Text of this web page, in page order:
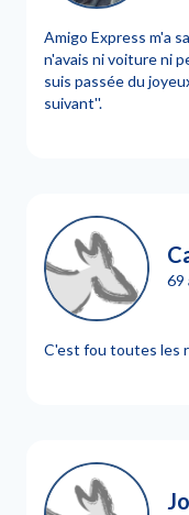
Amigo Express m'a
n'avais ni voiture ni
suis passée du
suivant''.
69
C'est fou toutes les